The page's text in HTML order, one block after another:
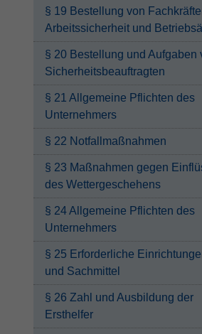
§ 19 Bestellung von
Arbeitssicherheit und
§ 20 Bestellung und Aufgaben
Sicherheitsbeauftragten
§ 21 Allgemeine Pflichten des
Unternehmers
§ 22 Notfallmaßnahmen
§ 23 Maßnahmen gegen
des Wettergeschehens
§ 24 Allgemeine Pflichten des
Unternehmers
§ 25 Erforderliche
und Sachmittel
§ 26 Zahl und Ausbildung der
Ersthelfer